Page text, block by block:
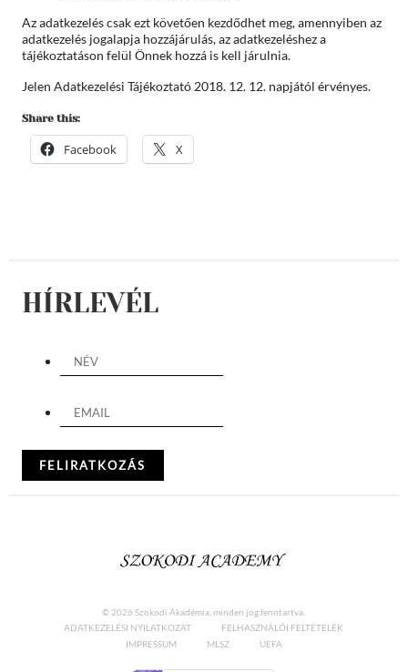
Az adatkezelés csak ezt követően kezdődhet meg, amennyiben az
adatkezelés jogalapja hozzájárulás, az adatkezeléshez a
tájékoztatáson felül Önnek hozzá is kell járulnia.
Jelen Adatkezelési Tájékoztató 2018. 12. 12. napjától érvényes.
Share this:
Facebook X
HÍRLEVÉL
© 2026 Szokodi Akadémia, minden jog fenntartva.
ADATKEZELÉSI NYILATKOZAT
FELHASZNÁLÓI FELTÉTELEK
IMPRESSUM
MLSZ UEFA